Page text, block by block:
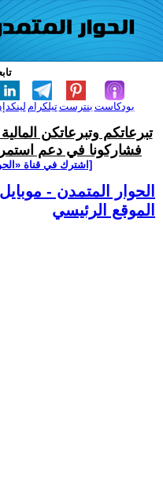
تيلكرامبنترست بودكاست
تبرعاتكم وتبرعاتكن
فشاركونا في دعم
[اشترك في قناة
الحوار المتمدن - موبايل
الموقع الرئيسي